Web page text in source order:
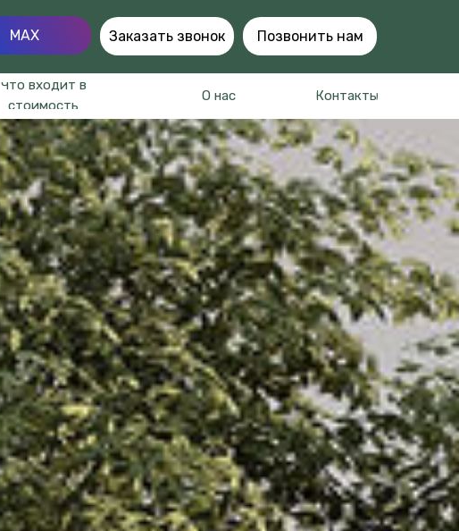
Заказать звонок Позвонить нам
MAX
О нас
Что входит в
стоимость
Контакты